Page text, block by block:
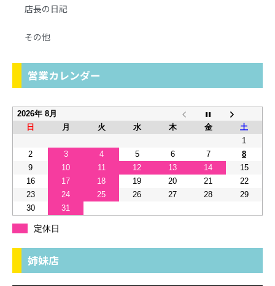
店長の日記
その他
営業カレンダー
2026年 8月
日
月 火 水 木 金
土
1
2
3 4 5 6 7
8
9
10 11 12 13 14
15
16
17 18 19 20 21
22
23
24 25 26 27 28
29
30
31
定休日
姉妹店